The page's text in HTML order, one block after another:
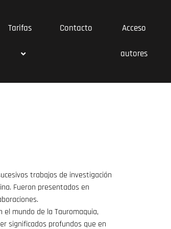
Tarifas Contacto Acceso
autores
trabajos de investigación
Fueron presentados en
mundo de la Tauromaquia,
significados profundos que en